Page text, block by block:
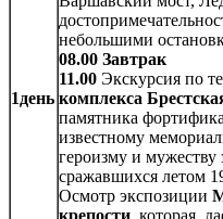
1день
небольшими
08.00 Завтрак
11.00 Экскурсия по
комплекса
памятника
известному
героизму и мужеству
сражавшихся летом
Осмотр экспозиции
крепости, которая